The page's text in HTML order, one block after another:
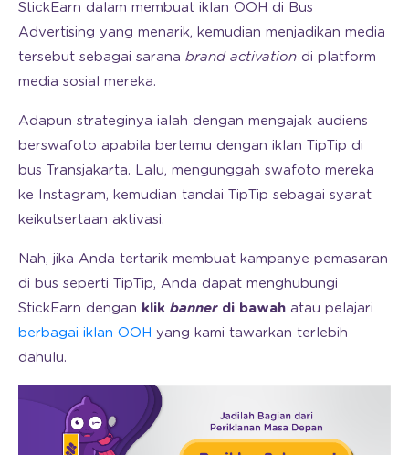
StickEarn dalam membuat iklan OOH di Bus
Advertising yang menarik, kemudian menjadikan media
tersebut sebagai sarana brand activation di platform
media sosial mereka.
Adapun strateginya ialah dengan mengajak audiens
berswafoto apabila bertemu dengan iklan TipTip di
bus Transjakarta. Lalu, mengunggah swafoto mereka
ke Instagram, kemudian tandai TipTip sebagai syarat
keikutsertaan aktivasi.
Nah, jika Anda tertarik membuat kampanye pemasaran
di bus seperti TipTip, Anda dapat menghubungi
StickEarn dengan klik bannerdi bawah atau pelajari
berbagai iklan OOH yang kami tawarkan terlebih
dahulu.